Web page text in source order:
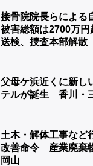
接骨院院長らによ
被害総額は2700万
送検、捜査本部解散
父母ケ浜近くに新し
テルが誕生 香川・
土木・解体工事など
改善命令 産業廃棄
岡山